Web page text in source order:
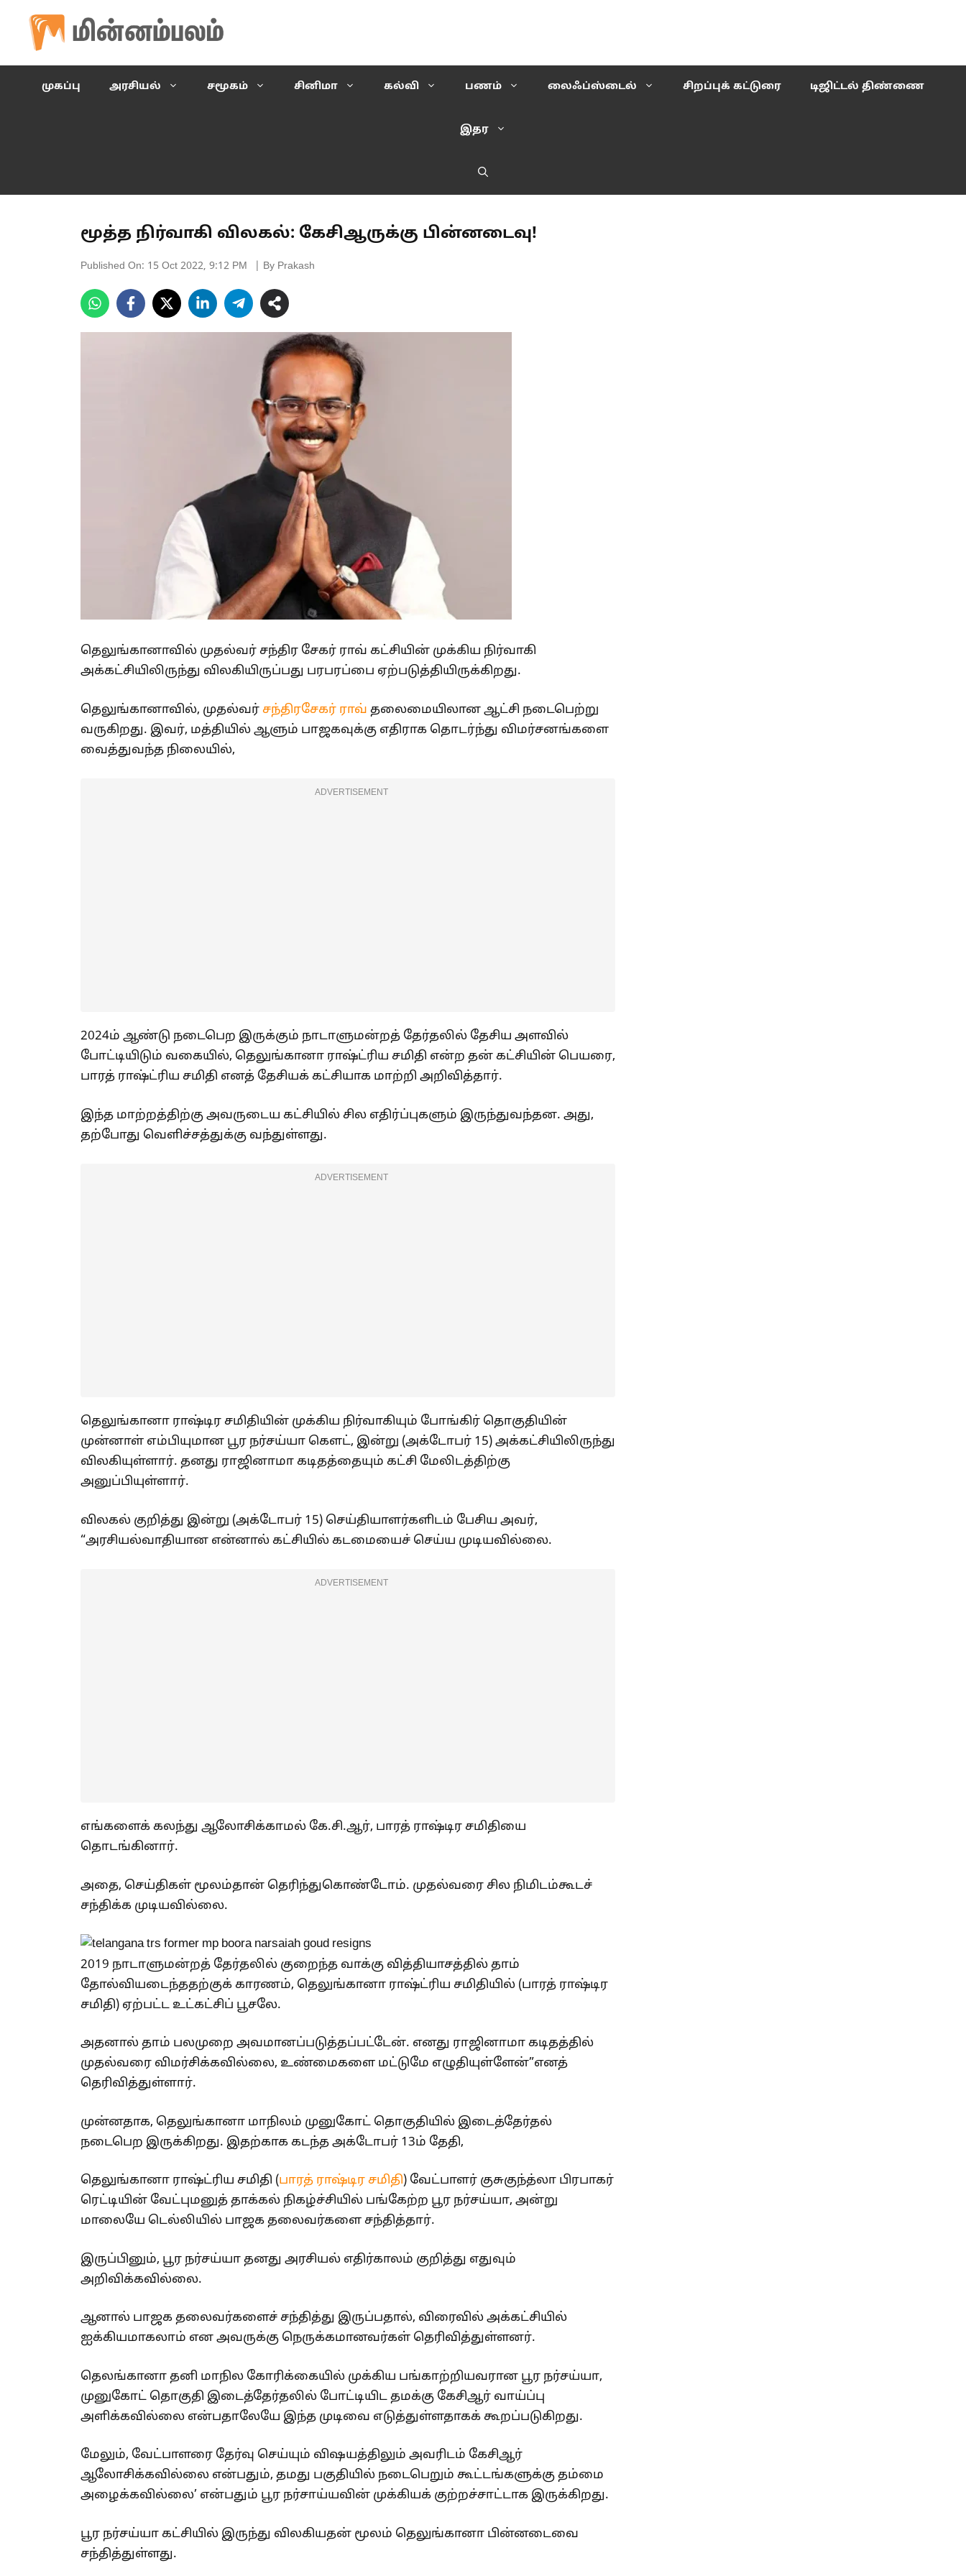
content
முகப்பு அரசியல் சமூகம் சினிமா கல்வி பணம் லைஃப்ஸ்டைல் சிறப்புக் கட்டுரை டிஜிட்டல் திண்ணை
இதர
மூத்த நிர்வாகி விலகல்: கேசிஆருக்கு பின்னடைவு!
Published On: 15 Oct 2022, 9:12 PM | By Prakash
தெலுங்கானாவில் முதல்வர் சந்திர சேகர் ராவ் கட்சியின் முக்கிய நிர்வாகி
அக்கட்சியிலிருந்து விலகியிருப்பது பரபரப்பை ஏற்படுத்தியிருக்கிறது.
தெலுங்கானாவில், முதல்வர்சந்திரசேகர் ராவ் தலைமையிலான ஆட்சி நடைபெற்று
வருகிறது. இவர், மத்தியில் ஆளும் பாஜகவுக்கு எதிராக தொடர்ந்து விமர்சனங்களை
வைத்துவந்த நிலையில்,
ADVERTISEMENT
2024ம் ஆண்டு நடைபெற இருக்கும் நாடாளுமன்றத் தேர்தலில் தேசிய அளவில்
போட்டியிடும் வகையில், தெலுங்கானா ராஷ்ட்ரிய சமிதி என்ற தன் கட்சியின் பெயரை,
பாரத் ராஷ்ட்ரிய சமிதி எனத் தேசியக் கட்சியாக மாற்றி அறிவித்தார்.
இந்த மாற்றத்திற்கு அவருடைய கட்சியில் சில எதிர்ப்புகளும் இருந்துவந்தன. அது,
தற்போது வெளிச்சத்துக்கு வந்துள்ளது.
ADVERTISEMENT
தெலுங்கானா ராஷ்டிர சமிதியின் முக்கிய நிர்வாகியும் போங்கிர் தொகுதியின்
முன்னாள் எம்பியுமான பூர நர்சய்யா கௌட், இன்று (அக்டோபர் 15) அக்கட்சியிலிருந்து
விலகியுள்ளார். தனது ராஜினாமா கடிதத்தையும் கட்சி மேலிடத்திற்கு
அனுப்பியுள்ளார்.
விலகல் குறித்து இன்று (அக்டோபர் 15) செய்தியாளர்களிடம் பேசிய அவர்,
“அரசியல்வாதியான என்னால் கட்சியில் கடமையைச் செய்ய முடியவில்லை.
ADVERTISEMENT
எங்களைக் கலந்து ஆலோசிக்காமல் கே.சி.ஆர், பாரத் ராஷ்டிர சமிதியை
தொடங்கினார்.
அதை, செய்திகள் மூலம்தான் தெரிந்துகொண்டோம். முதல்வரை சில நிமிடம்கூடச்
சந்திக்க முடியவில்லை.
2019 நாடாளுமன்றத் தேர்தலில் குறைந்த வாக்கு வித்தியாசத்தில் தாம்
தோல்வியடைந்ததற்குக் காரணம், தெலுங்கானா ராஷ்ட்ரிய சமிதியில் (பாரத் ராஷ்டிர
சமிதி) ஏற்பட்ட உட்கட்சிப் பூசலே.
அதனால் தாம் பலமுறை அவமானப்படுத்தப்பட்டேன். எனது ராஜினாமா கடிதத்தில்
முதல்வரை விமர்சிக்கவில்லை, உண்மைகளை மட்டுமே எழுதியுள்ளேன்”எனத்
தெரிவித்துள்ளார்.
முன்னதாக, தெலுங்கானா மாநிலம் முனுகோட் தொகுதியில் இடைத்தேர்தல்
நடைபெற இருக்கிறது. இதற்காக கடந்த அக்டோபர் 13ம் தேதி,
தெலுங்கானா ராஷ்ட்ரிய சமிதி (பாரத் ராஷ்டிர சமிதி) வேட்பாளர் குசுகுந்த்லா பிரபாகர்
ரெட்டியின் வேட்புமனுத் தாக்கல் நிகழ்ச்சியில் பங்கேற்ற பூர நர்சய்யா, அன்று
மாலையே டெல்லியில் பாஜக தலைவர்களை சந்தித்தார்.
இருப்பினும், பூர நர்சய்யா தனது அரசியல் எதிர்காலம் குறித்து எதுவும்
அறிவிக்கவில்லை.
ஆனால் பாஜக தலைவர்களைச் சந்தித்து இருப்பதால், விரைவில் அக்கட்சியில்
ஐக்கியமாகலாம் என அவருக்கு நெருக்கமானவர்கள் தெரிவித்துள்ளனர்.
தெலங்கானா தனி மாநில கோரிக்கையில் முக்கிய பங்காற்றியவரான பூர நர்சய்யா,
முனுகோட் தொகுதி இடைத்தேர்தலில் போட்டியிட தமக்கு கேசிஆர் வாய்ப்பு
அளிக்கவில்லை என்பதாலேயே இந்த முடிவை எடுத்துள்ளதாகக் கூறப்படுகிறது.
மேலும், வேட்பாளரை தேர்வு செய்யும் விஷயத்திலும் அவரிடம் கேசிஆர்
ஆலோசிக்கவில்லை என்பதும், தமது பகுதியில் நடைபெறும் கூட்டங்களுக்கு தம்மை
அழைக்கவில்லை’ என்பதும் பூர நர்சாய்யவின் முக்கியக் குற்றச்சாட்டாக இருக்கிறது.
பூர நர்சய்யா கட்சியில் இருந்து விலகியதன் மூலம் தெலுங்கானா பின்னடைவை
சந்தித்துள்ளது.